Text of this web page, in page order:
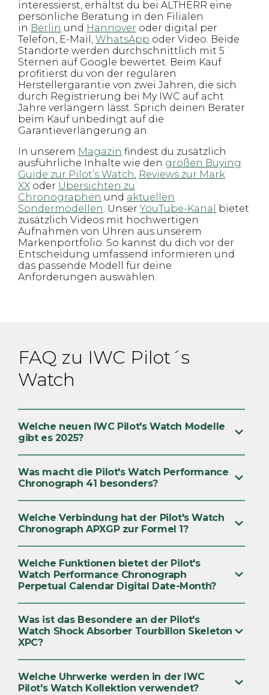
interessierst, erhältst du bei ALTHERR eine
persönliche Beratung in den Filialen
in Berlin und Hannover oder digital per
Telefon, E-Mail, WhatsApp oder Video. Beide
Standorte werden durchschnittlich mit 5
Sternen auf Google bewertet. Beim Kauf
profitierst du von der regulären
Herstellergarantie von zwei Jahren, die sich
durch Registrierung bei My IWC auf acht
Jahre verlängern lässt. Sprich deinen Berater
beim Kauf unbedingt auf die
Garantieverlängerung an.
In unserem Magazin findest du zusätzlich
ausführliche Inhalte wie den großen Buying
Guide zur Pilot’s Watch, Reviews zur Mark
XX oder Übersichten zu
Chronographen und aktuellen
Sondermodellen. UnserYouTube-Kanal
bietet
zusätzlich Videos mit hochwertigen
Aufnahmen von Uhren aus unserem
Markenportfolio. So kannst du dich vor der
Entscheidung umfassend informieren und
das passende Modell für deine
Anforderungen auswählen.
FAQ zu IWC Pilot´s
Watch
Welche neuen IWC Pilot's Watch Modelle
gibt es 2025?
Was macht die Pilot's Watch Performance
Chronograph 41 besonders?
Welche Verbindung hat der Pilot's Watch
Chronograph APXGP zur Formel 1?
Welche Funktionen bietet der Pilot's
Watch Performance Chronograph
Perpetual Calendar Digital Date-Month?
Was ist das Besondere an der Pilot's
Watch Shock Absorber Tourbillon Skeleton
XPC?
Welche Uhrwerke werden in der IWC
Pilot's Watch Kollektion verwendet?